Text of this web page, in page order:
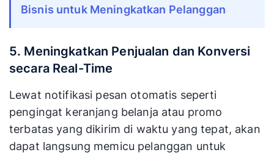
Bisnis untuk Meningkatkan Pelanggan
5. Meningkatkan Penjualan dan Konversi
secara Real-Time
Lewat notifikasi pesan otomatis seperti
pengingat keranjang belanja atau promo
terbatas yang dikirim di waktu yang tepat, akan
dapat langsung memicu pelanggan untuk